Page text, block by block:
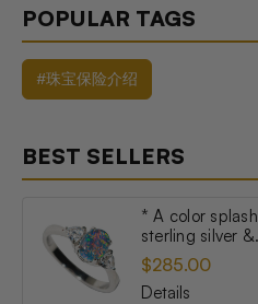
POPULAR TAGS
#珠宝保险介绍
BEST SELLERS
* A color splash
sterling silver &
topaz australian
opal ring
$285.00
Details